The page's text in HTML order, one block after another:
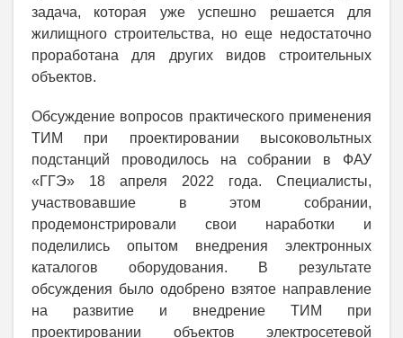
задача, которая уже успешно решается для
жилищного строительства, но еще недостаточно
проработана для других видов строительных
объектов.
Обсуждение вопросов практического применения
ТИМ при проектировании высоковольтных
подстанций проводилось на собрании в ФАУ
«ГГЭ» 18 апреля 2022 года. Специалисты,
участвовавшие в этом собрании,
продемонстрировали свои наработки и
поделились опытом внедрения электронных
каталогов оборудования. В результате
обсуждения было одобрено взятое направление
на развитие и внедрение ТИМ при
проектировании объектов электросетевой